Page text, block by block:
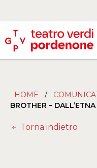
HOME /
BROTHER –
Torna indietro